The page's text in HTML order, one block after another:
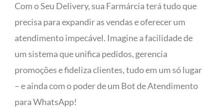
Com o Seu Delivery, sua Farmárcia terá tudo que
precisa para expandir as vendas e oferecer um
atendimento impecável. Imagine a facilidade de
um sistema que unifica pedidos, gerencia
promoções e fideliza clientes, tudo em um só lugar
– e ainda com o poder de um Bot de Atendimento
para WhatsApp!